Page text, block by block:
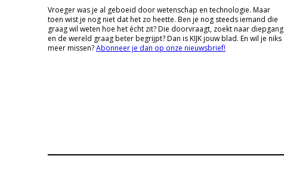
Vroeger was je al geboeid door wetenschap en technologie. Maar
toen wist je nog niet dat het zo heette. Ben je nog steeds iemand die
graag wil weten hoe het écht zit? Die doorvraagt, zoekt naar diepgang
en de wereld graag beter begrijpt? Dan is KIJK jouw blad. En wil je niks
meer missen?Abonneer je dan op onze nieuwsbrief!